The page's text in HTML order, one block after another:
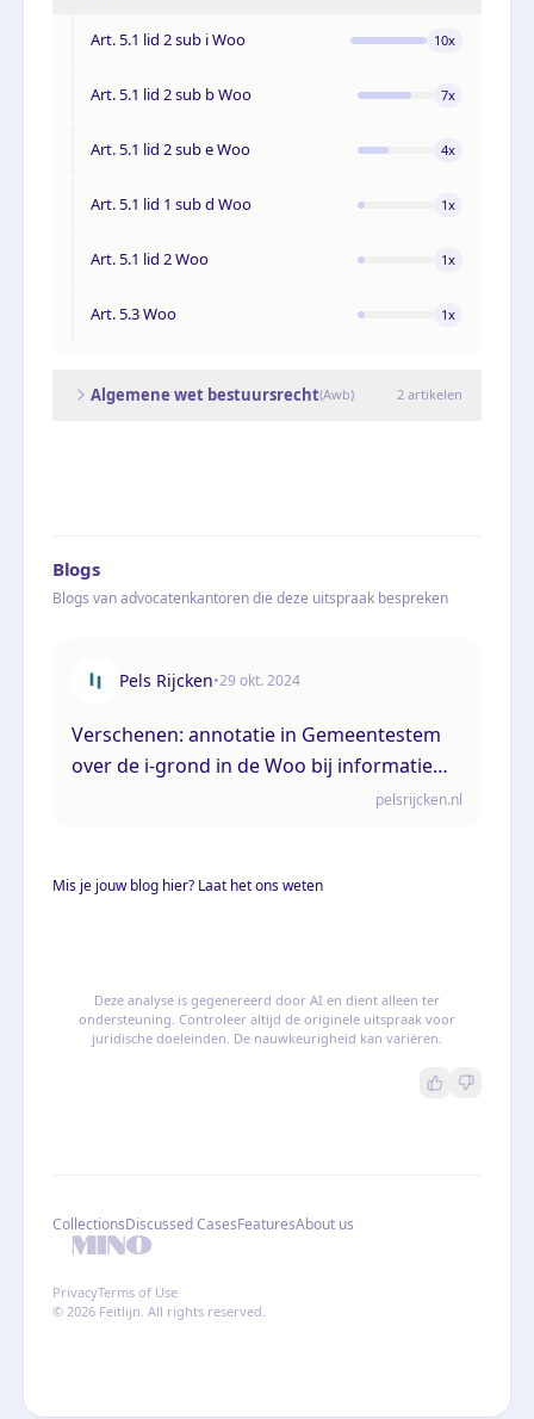
Art. 5.1 lid 2 sub i Woo 10x
Art. 5.1 lid 2 sub b Woo 7x
Art. 5.1 lid 2 sub e Woo 4x
Art. 5.1 lid 1 sub d Woo 1x
Art. 5.1 lid 2 Woo 1x
Art. 5.3 Woo 1x
Algemene wet bestuursrecht(Awb) 2 artikelen
Blogs
Blogs van advocatenkantoren die deze uitspraak bespreken
Pels Rijcken•29 okt. 2024
Verschenen: annotatie in Gemeentestem
over de i-grond in de Woo bij informatie
over (vermeende) integriteitsschendingen
pelsrijcken.nl
Mis je jouw blog hier? Laat het ons weten
Deze analyse is gegenereerd door AI en dient alleen ter
ondersteuning. Controleer altijd de originele uitspraak voor
juridische doeleinden. De nauwkeurigheid kan variëren.
CollectionsDiscussed CasesFeaturesAbout us
PrivacyTerms of Use
© 2026 Feitlijn. All rights reserved.